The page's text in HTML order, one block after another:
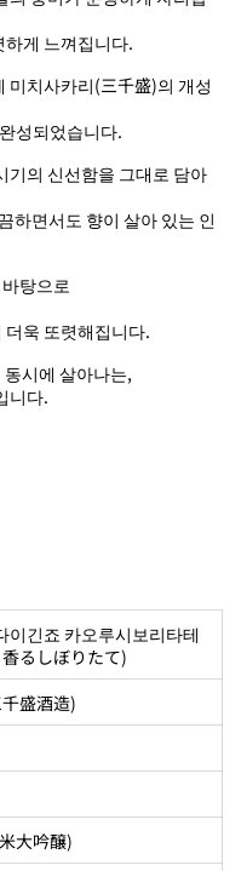
게 느껴집니다.
미치사카리(三千盛)의 개성
성되었습니다.
기의 신선함을 그대로 담아
하면서도 향이 살아 있는 인
탕으로
욱 또렷해집니다.
시에 살아나는,
니다.
이긴죠 카오루시보리타테
るしぼりたて)
盛酒造)
大吟醸)